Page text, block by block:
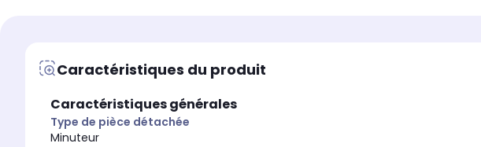
Caractéristiques du produit
Caractéristiques générales
Type de pièce détachée
Minuteur